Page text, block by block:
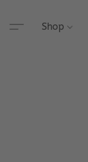
Shop